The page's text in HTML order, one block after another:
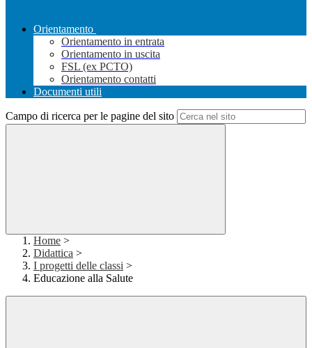
Orientamento
Orientamento in entrata
Orientamento in uscita
FSL (ex PCTO)
Orientamento contatti
Documenti utili
Campo di ricerca per le pagine del sito
Home >
Didattica >
I progetti delle classi >
Educazione alla Salute